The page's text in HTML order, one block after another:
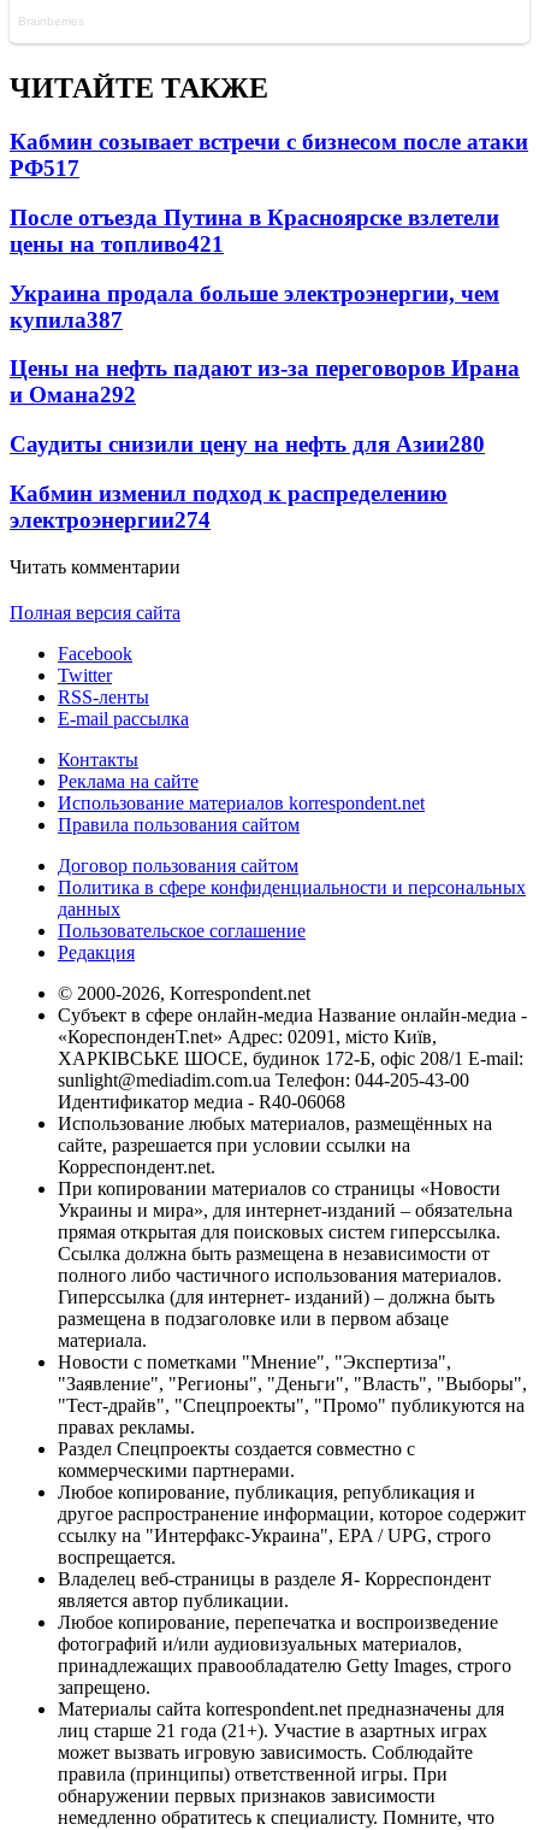
ЧИТАЙТЕ ТАКЖЕ
Кабмин созывает встречи с бизнесом после атаки
РФ517
После отъезда Путина в Красноярске взлетели
цены на топливо421
Украина продала больше электроэнергии, чем
купила387
Цены на нефть падают из-за переговоров Ирана
и Омана292
Саудиты снизили цену на нефть для Азии280
Кабмин изменил подход к распределению
электроэнергии274
Читать комментарии
Полная версия сайта
Facebook
Twitter
RSS-ленты
E-mail рассылка
Контакты
Реклама на сайте
Использование материалов korrespondent.net
Правила пользования сайтом
Договор пользования сайтом
Политика в сфере конфиденциальности и персональных
данных
Пользовательское соглашение
Редакция
© 2000-2026, Korrespondent.net
Субъект в сфере онлайн-медиа Название онлайн-медиа -
«КореспонденТ.net» Адрес: 02091, місто Київ,
ХАРКІВСЬКЕ ШОСЕ, будинок 172-Б, офіс 208/1 E-mail:
sunlight@mediadim.com.ua Телефон: 044-205-43-00
Идентификатор медиа - R40-06068
Использование любых материалов, размещённых на
сайте, разрешается при условии ссылки на
Корреспондент.net.
При копировании материалов со страницы «Новости
Украины и мира», для интернет-изданий – обязательна
прямая открытая для поисковых систем гиперссылка.
Ссылка должна быть размещена в независимости от
полного либо частичного использования материалов.
Гиперссылка (для интернет- изданий) – должна быть
размещена в подзаголовке или в первом абзаце
материала.
Новости с пометками "Мнение", "Экспертиза",
"Заявление", "Регионы", "Деньги", "Власть", "Выборы",
"Тест-драйв", "Спецпроекты", "Промо" публикуются на
правах рекламы.
Раздел Спецпроекты создается совместно с
коммерческими партнерами.
Любое копирование, публикация, републикация и
другое распространение информации, которое содержит
ссылку на "Интерфакс-Украина", EPA / UPG, строго
воспрещается.
Владелец веб-страницы в разделе Я- Корреспондент
является автор публикации.
Любое копирование, перепечатка и воспроизведение
фотографий и/или аудиовизуальных материалов,
принадлежащих правообладателю Getty Images, строго
запрещено.
Материалы сайта korrespondent.net предназначены для
лиц старше 21 года (21+). Участие в азартных играх
может вызвать игровую зависимость. Соблюдайте
правила (принципы) ответственной игры. При
обнаружении первых признаков зависимости
немедленно обратитесь к специалисту. Помните, что